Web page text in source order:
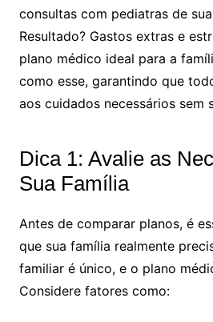
consultas com pediatras de
Resultado? Gastos extras e
plano médico ideal para a
como esse, garantindo que
aos cuidados necessários sem
Dica 1: Avalie as
Sua Família
Antes de comparar planos, é
que sua família realmente
familiar é único, e o plano
Considere fatores como: